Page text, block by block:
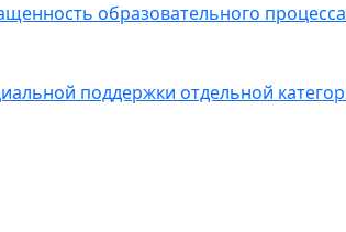
образовательного
поддержки отдельной